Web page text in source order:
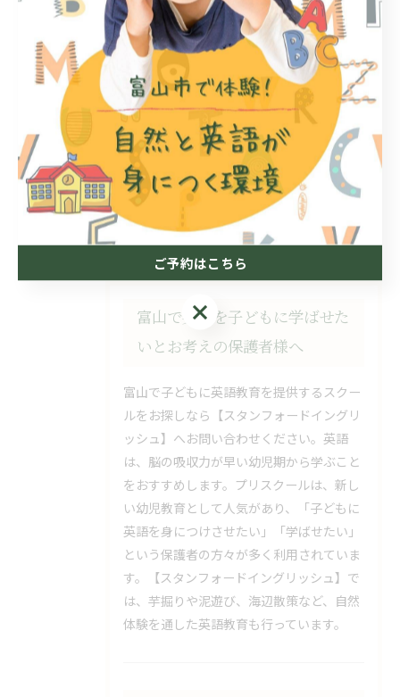
< 前のページ 一覧に戻る 次のページ >
関連タグ
#外遊び #幼児 #１歳 #２歳
#富山市
#キッズ #プリスクール #幼稚園
富山で英語を子どもに学ばせた
いとお考えの保護者様へ
富山で子どもに英語教育を提供するスクー
ルをお探しなら【スタンフォードイングリ
ッシュ】へお問い合わせください。英語
は、脳の吸収力が早い幼児期から学ぶこと
をおすすめします。プリスクールは、新し
い幼児教育として人気があり、「子どもに
英語を身につけさせたい」「学ばせたい」
という保護者の方々が多く利用されていま
す。【スタンフォードイングリッシュ】で
は、芋掘りや泥遊び、海辺散策など、自然
体験を通した英語教育も行っています。
ご予約はこちら
ご予約はこちら